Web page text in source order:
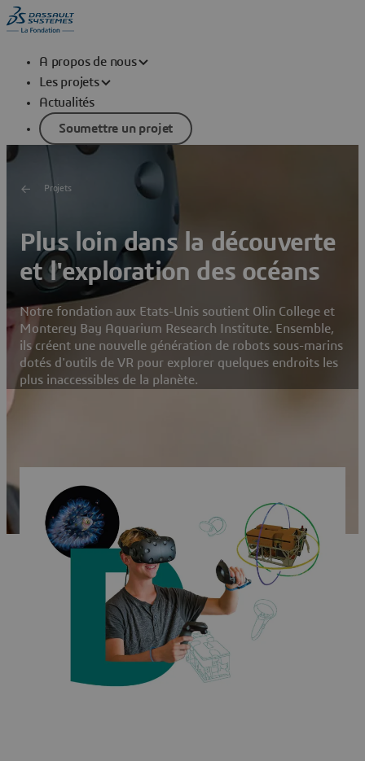
A propos de nous
Les projets
Actualités
Soumettre un projet
Projets
Plus loin dans la découverte
et l'exploration des océans
Notre fondation aux Etats-Unis soutient Olin College et
Monterey Bay Aquarium Research Institute. Ensemble,
ils créent une nouvelle génération de robots sous-marins
dotés d'outils de VR pour explorer quelques endroits les
plus inaccessibles de la planète.